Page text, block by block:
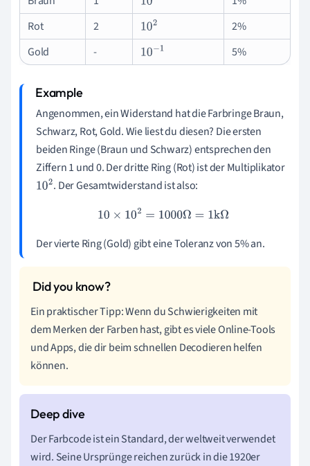
Rot
2 102
2%
Gold
- 10−1 5%
Angenommen, ein Widerstand hat die Farbringe Braun,
Schwarz, Rot, Gold. Wie liest du diesen? Die ersten
beiden Ringe (Braun und Schwarz) entsprechen den
Ziffern 1 und 0. Der dritte Ring (Rot) ist der Multiplikator
102. Der Gesamtwiderstand ist also:
10×10 2= 1000Ω=1kΩ
Der vierte Ring (Gold) gibt eine Toleranz von 5% an.
Ein praktischer Tipp: Wenn du Schwierigkeiten mit
dem Merken der Farben hast, gibt es viele Online-Tools
und Apps, die dir beim schnellen Decodieren helfen
können.
Der Farbcode ist ein Standard, der weltweit verwendet
wird. Seine Ursprünge reichen zurück in die 1920er